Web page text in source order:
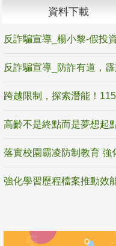
資料下載
反詐騙宣導_楊小黎-假投
落實校園霸凌防制教育 強